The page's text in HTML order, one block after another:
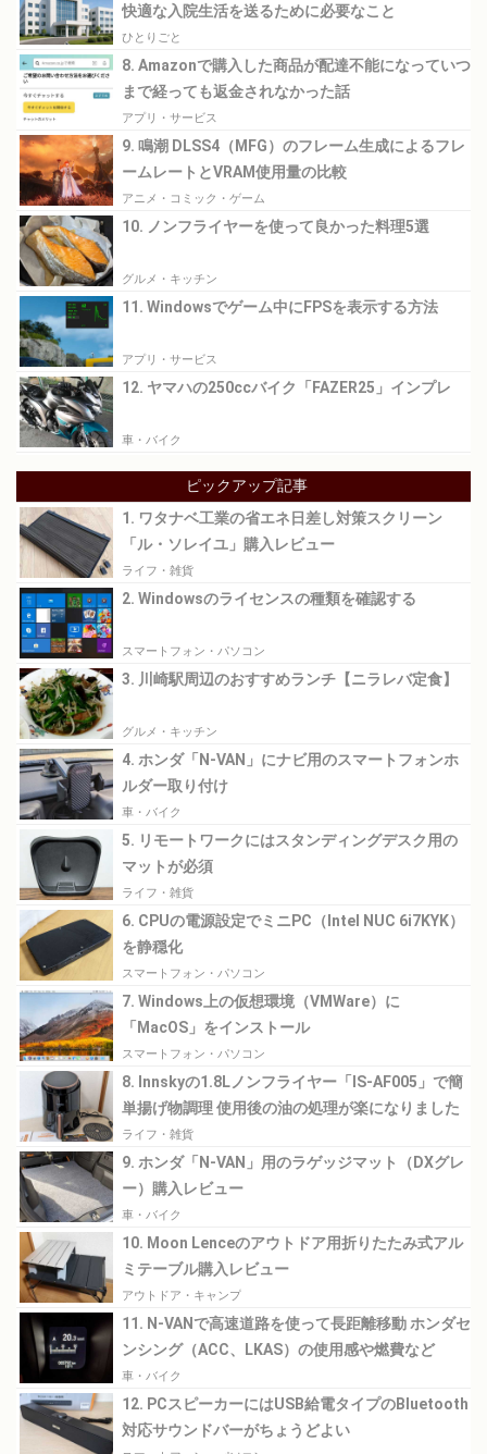
快適な入院生活を送るために必要なこと
ひとりごと
8. Amazonで購入した商品が配達不能になっていつ
まで経っても返金されなかった話
アプリ・サービス
9. 鳴潮 DLSS4（MFG）のフレーム生成によるフレ
ームレートとVRAM使用量の比較
アニメ・コミック・ゲーム
10. ノンフライヤーを使って良かった料理5選
グルメ・キッチン
11. Windowsでゲーム中にFPSを表示する方法
アプリ・サービス
12. ヤマハの250ccバイク「FAZER25」インプレ
車・バイク
ピックアップ記事
1. ワタナベ工業の省エネ日差し対策スクリーン
「ル・ソレイユ」購入レビュー
ライフ・雑貨
2. Windowsのライセンスの種類を確認する
スマートフォン・パソコン
3. 川崎駅周辺のおすすめランチ【ニラレバ定食】
グルメ・キッチン
4. ホンダ「N-VAN」にナビ用のスマートフォンホ
ルダー取り付け
車・バイク
5. リモートワークにはスタンディングデスク用の
マットが必須
ライフ・雑貨
6. CPUの電源設定でミニPC（Intel NUC 6i7KYK）
を静穏化
スマートフォン・パソコン
7. Windows上の仮想環境（VMWare）に
「MacOS」をインストール
スマートフォン・パソコン
8. Innskyの1.8Lノンフライヤー「IS-AF005」で簡
単揚げ物調理 使用後の油の処理が楽になりました
ライフ・雑貨
9. ホンダ「N-VAN」用のラゲッジマット（DXグレ
ー）購入レビュー
車・バイク
10. Moon Lenceのアウトドア用折りたたみ式アル
ミテーブル購入レビュー
アウトドア・キャンプ
11. N-VANで高速道路を使って長距離移動 ホンダセ
ンシング（ACC、LKAS）の使用感や燃費など
車・バイク
12. PCスピーカーにはUSB給電タイプのBluetooth
対応サウンドバーがちょうどよい